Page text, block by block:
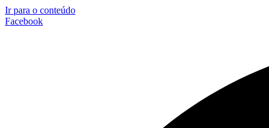
Ir para o conteúdo
Facebook